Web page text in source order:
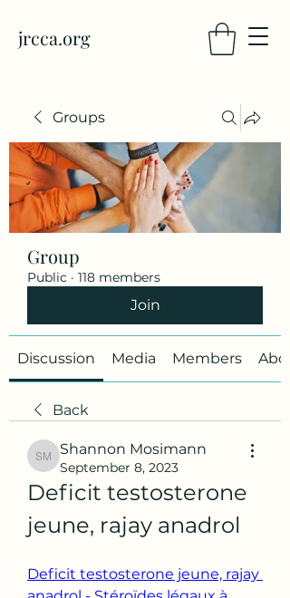
jrcca.org
Groups
Group
Public · 118 members
Join
Discussion Media Members
Back
Shannon Mosimann
Shannon Mosimann
September 8, 2023
Deficit testosterone
jeune, rajay anadrol
Deficit testosterone jeune, rajay